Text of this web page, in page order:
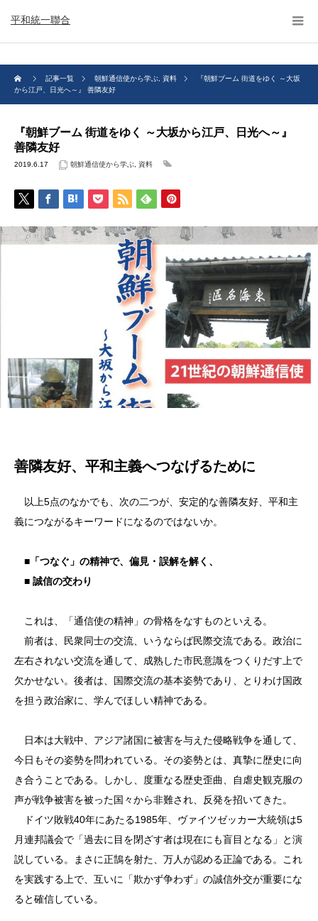
平和統一聯合
記事一覧 朝鮮通信使から学ぶ 資料
『朝鮮ブーム 街道をゆく ～大坂
から江戸、日光へ～』 善隣友好
『朝鮮ブーム 街道をゆく ～大坂から江戸、日光へ～』
善隣友好
2019.6.17 朝鮮通信使から学ぶ 資料
善隣友好、平和主義へつなげるために
以上5点のなかでも、次の二つが、安定的な善隣友好、平和主
義につながるキーワードになるのではないか。
■「つなぐ」の精神で、偏見・誤解を解く、
■ 誠信の交わり
これは、「通信使の精神」の骨格をなすものといえる。
前者は、民衆同士の交流、いうならば民際交流である。政治に
左右されない交流を通して、成熟した市民意識をつくりだす上で
欠かせない。後者は、国際交流の基本姿勢であり、とりわけ国政
を担う政治家に、学んでほしい精神である。
日本は大戦中、アジア諸国に被害を与えた侵略戦争を通して、
今日もその姿勢を問われている。その姿勢とは、真摯に歴史に向
き合うことである。しかし、度重なる歴史歪曲、自虐史観克服の
声が戦争被害を被った国々から非難され、反発を招いてきた。
ドイツ敗戦40年にあたる1985年、ヴァイツゼッカー大統領は5
月連邦議会で「過去に目を閉ざす者は現在にも盲目となる」と演
説している。まさに正鵠を射た、万人が認める正論である。これ
を実践する上で、互いに「欺かず争わず」の誠信外交が重要にな
ると確信している。